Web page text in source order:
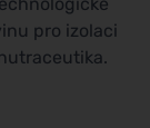
pro izolaci